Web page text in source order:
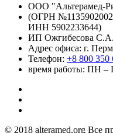
ООО "Альтерамед-
(ОГРН
ИНН 5902233644)
ИП Ожгибесова
Адрес офиса: г.
Телефон: +8 800 350
время работы: ПН –
© 2018 alteramed.org Все